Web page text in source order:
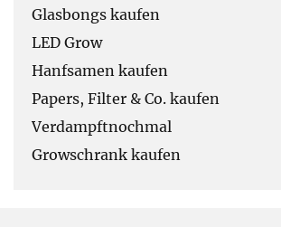
Glasbongs kaufen
LED Grow
Hanfsamen kaufen
Papers, Filter & Co. kaufen
Verdampftnochmal
Growschrank kaufen